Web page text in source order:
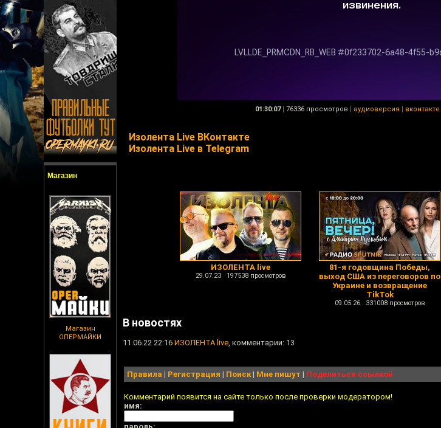
Магазин
Магазин
ОПЕРМАЙКИ
01:30:07 | 76336 просмотров | аудиоверсия | вконтакте
Изолента Live ВКонтакте
Изолента Live в Telegram
ИЗОЛЕНТА live
29.07.23 197538 просмотров
81-я годовщина Победы,
выход США из переговоров по
Украине и возвращение
TikTok
09.05.26 331008 просмотров
В новостях
11.06.22 22:16 ИЗОЛЕНТА live, комментарии: 13
Правила | Регистрация | Поиск| Мне пишут | Поделиться ссылкой
Комментарий появится на сайте только после проверки модератором!
имя: